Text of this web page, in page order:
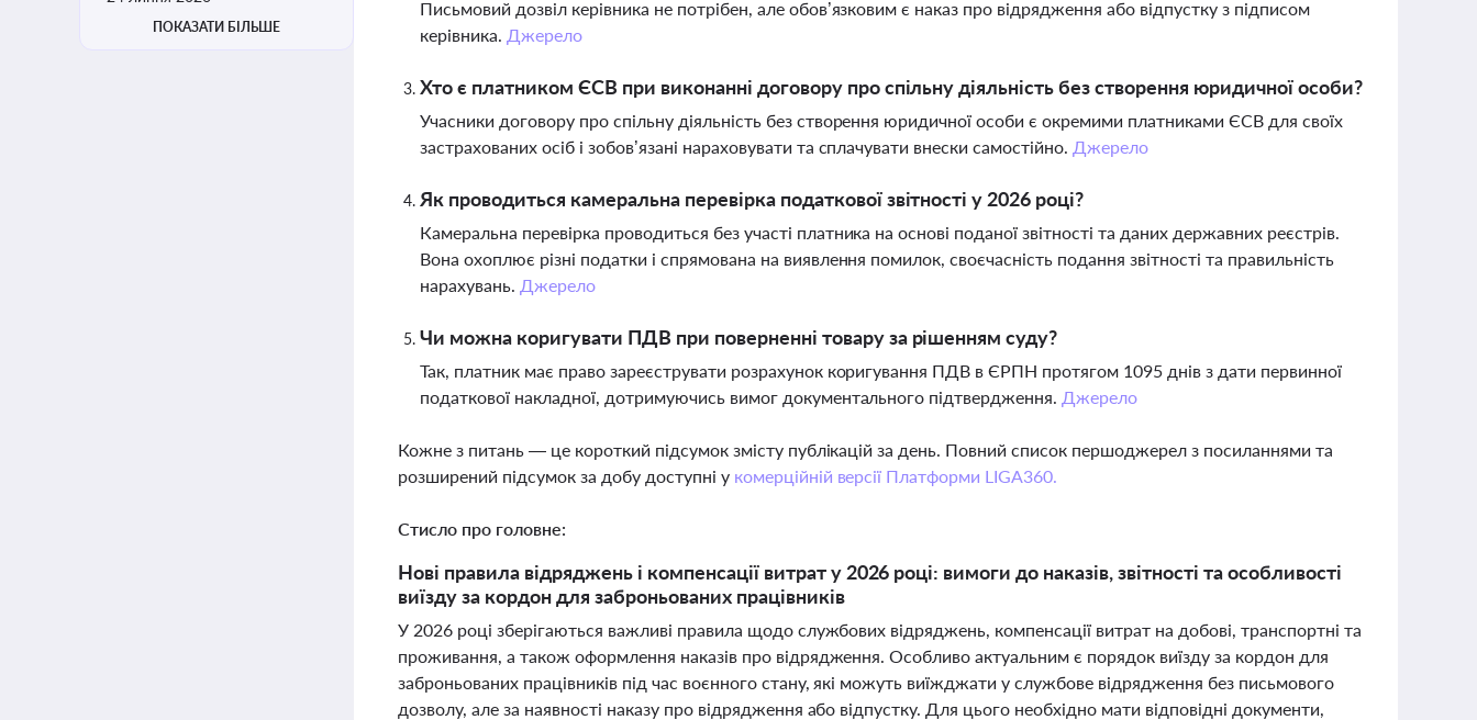
ПОКАЗАТИ БІЛЬШЕ
Письмовий дозвіл керівника не потрібен, але обов’язковим є наказ про відрядження або відпустку з підписом
керівника. Джерело
Хто є платником ЄСВ при виконанні договору про спільну діяльність без створення юридичної особи?
Учасники договору про спільну діяльність без створення юридичної особи є окремими платниками ЄСВ для своїх
застрахованих осіб і зобов’язані нараховувати та сплачувати внески самостійно. Джерело
Як проводиться камеральна перевірка податкової звітності у 2026 році?
Камеральна перевірка проводиться без участі платника на основі поданої звітності та даних державних реєстрів.
Вона охоплює різні податки і спрямована на виявлення помилок, своєчасність подання звітності та правильність
нарахувань. Джерело
Чи можна коригувати ПДВ при поверненні товару за рішенням суду?
Так, платник має право зареєструвати розрахунок коригування ПДВ в ЄРПН протягом 1095 днів з дати первинної
податкової накладної, дотримуючись вимог документального підтвердження. Джерело
Кожне з питань — це короткий підсумок змісту публікацій за день. Повний список першоджерел з посиланнями та
розширений підсумок за добу доступні у комерційній версії Платформи LIGA360.
Стисло про головне:
Нові правила відряджень і компенсації витрат у 2026 році: вимоги до наказів, звітності та особливості
виїзду за кордон для заброньованих працівників
У 2026 році зберігаються важливі правила щодо службових відряджень, компенсації витрат на добові, транспортні та
проживання, а також оформлення наказів про відрядження. Особливо актуальним є порядок виїзду за кордон для
заброньованих працівників під час воєнного стану, які можуть виїжджати у службове відрядження без письмового
дозволу, але за наявності наказу про відрядження або відпустку. Для цього необхідно мати відповідні документи,